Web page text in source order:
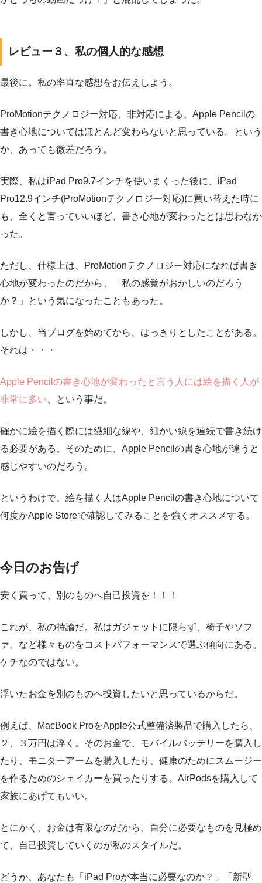
レビュー３、私の個人的な感想
最後に。私の率直な感想をお伝えしよう。
ProMotionテクノロジー対応、非対応による、Apple Pencilの
書き心地についてはほとんど変わらないと思っている。という
か、あっても微差だろう。
実際、私はiPad Pro9.7インチを使いまくった後に、iPad
Pro12.9インチ(ProMotionテクノロジー対応)に買い替えた時に
も、全くと言っていいほど、書き心地が変わったとは思わなか
った。
ただし、仕様上は、ProMotionテクノロジー対応になれば書き
心地が変わったのだから、「私の感覚がおかしいのだろう
か？」という気になったこともあった。
しかし、当ブログを始めてから、はっきりとしたことがある。
それは・・・
Apple Pencilの書き心地が変わったと言う人には絵を描く人が
非常に多い 、という事だ。
確かに絵を描く際には繊細な線や、細かい線を連続で書き続け
る必要がある。そのために、Apple Pencilの書き心地が違うと
感じやすいのだろう。
というわけで、絵を描く人はApple Pencilの書き心地について
何度かApple Storeで確認してみることを強くオススメする。
今日のお告げ
安く買って、別のものへ自己投資を！！！
これが、私の持論だ。私はガジェットに限らず、椅子やソフ
ァ、など様々ものをコストパフォーマンスで選ぶ傾向にある。
ケチなのではない。
浮いたお金を別のものへ投資したいと思っているからだ。
例えば、MacBook ProをApple公式整備済製品で購入したら、
２、３万円は浮く。そのお金で、モバイルバッテリーを購入し
たり、モニターアームを購入したり、健康のためにスムージー
を作るためのシェイカーを買ったりする。AirPodsを購入して
家族にあげてもいい。
とにかく、お金は有限なのだから、自分に必要なものを見極め
て、自己投資していくのが私のスタイルだ。
どうか、あなたも「iPad Proが本当に必要なのか？」「新型